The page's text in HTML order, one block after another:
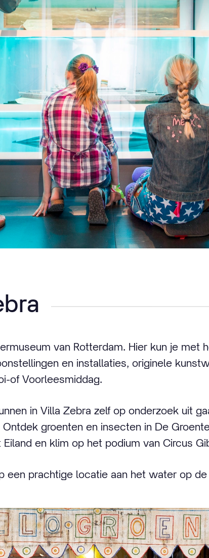
van Rotterdam. Hier kun je met
en installaties, originele
of Voorleesmiddag.
in Villa Zebra zelf op onderzoek uit
Ontdek groenten en insecten in De
en klim op het podium van Circus
een prachtige locatie aan het water op de